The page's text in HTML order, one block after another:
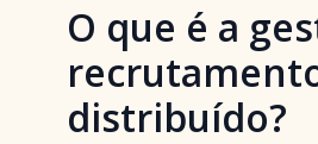
O que é a
distribuído?